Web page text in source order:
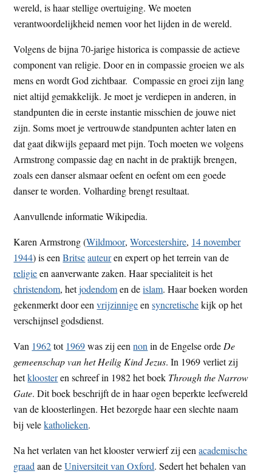
wereld, is haar stellige overtuiging. We moeten
verantwoordelijkheid nemen voor het lijden in de wereld.
Volgens de bijna 70-jarige historica is compassie de actieve
component van religie. Door en in compassie groeien we als
mens en wordt God zichtbaar. Compassie en groei zijn lang
niet altijd gemakkelijk. Je moet je verdiepen in anderen, in
standpunten die in eerste instantie misschien de jouwe niet
zijn. Soms moet je vertrouwde standpunten achter laten en
dat gaat dikwijls gepaard met pijn. Toch moeten we volgens
Armstrong compassie dag en nacht in de praktijk brengen,
zoals een danser alsmaar oefent en oefent om een goede
danser te worden. Volharding brengt resultaat.
Aanvullende informatie Wikipedia.
Karen Armstrong(Wildmoor,Worcestershire, 14 november
1944) is eenBritse auteuren expert op het terrein van de
religieen aanverwante zaken. Haar specialiteit is het
christendom, hetjodendomen deislam. Haar boeken worden
gekenmerkt door eenvrijzinnigeensyncretischekijk op het
verschijnsel godsdienst.
Van 1962tot 1969was zij eennon in de Engelse orde De
gemeenschap van het Heilig Kind Jezus. In 1969 verliet zij
hetkloosteren schreef in 1982 het boek Through the Narrow
Gate. Dit boek beschrijft de in haar ogen beperkte leefwereld
van de kloosterlingen. Het bezorgde haar een slechte naam
bij velekatholieken.
Na het verlaten van het klooster verwierf zij eenacademische
graad aan deUniversiteit van Oxford. Sedert het behalen van